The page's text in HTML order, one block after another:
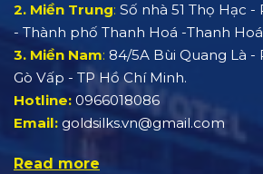
2. Miền Trung: Số nhà 51 Thọ Hạc
- Thành phố Thanh Hoá -Thanh
3. Miền Nam: 84/5A Bùi Quang Là -
Gò Vấp - TP Hồ Chí Minh.
Hotline: 0966018086
Email: goldsilks.vn@gmail.com
Read more